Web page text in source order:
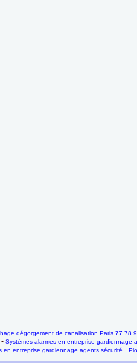
dégorgement de canalisation Paris 77 78
- Systèmes alarmes en entreprise gardiennage
en entreprise gardiennage agents sécurité -